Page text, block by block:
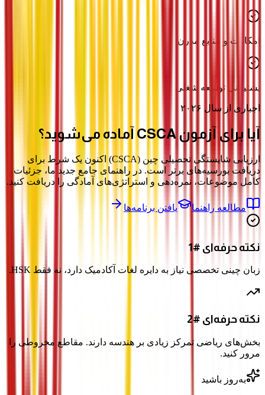
امکانات و منابع مدرن
پشتیبانی توسعه شغلی
اجباری از سال ۲۰۲۶
آیا برای آزمون CSCA آماده می‌شوید؟
ارزیابی شایستگی تحصیلی چین (CSCA) اکنون یک شرط برای
دریافت بورسیه‌های برتر است. در راهنمای جامع جدید ما، جزئیات
کامل موضوعات، نمره‌دهی و استراتژی‌های آمادگی را دریافت کنید.
مطالعه راهنما یافتن برنامه‌ها
نکته حرفه‌ای #1
زبان چینی تخصصی نیاز به دایره لغات آکادمیک دارد، نه فقط HSK.
نکته حرفه‌ای #2
بخش‌های ریاضی تمرکز زیادی بر هندسه دارند. مقاطع مخروطی را
مرور کنید.
به‌روز باشید